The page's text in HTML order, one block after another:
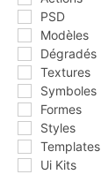
PSD
Modèles
Dégradés
Textures
Symboles
Formes
Styles
Templates
Ui Kits